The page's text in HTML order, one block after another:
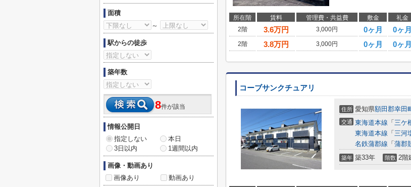
所在階 賃料 管理費・共益費 敷金 礼金
2階
3.6万円 3,000円 0ヶ月 0ヶ月
2階
3.8万円 3,000円 0ヶ月 0ヶ月
コーブサンクチュアリ
住所 愛知県額田郡幸田
交通 東海道本線 「 三ケ
東海道本線 「 三河
名鉄蒲郡線 「 蒲郡
築年 築33年 階数 2階
面積
～
駅からの徒歩
築年数
8件が該当
情報公開日
指定しない
本日
3日以内
1週間以内
画像・動画あり
画像あり
動画あり